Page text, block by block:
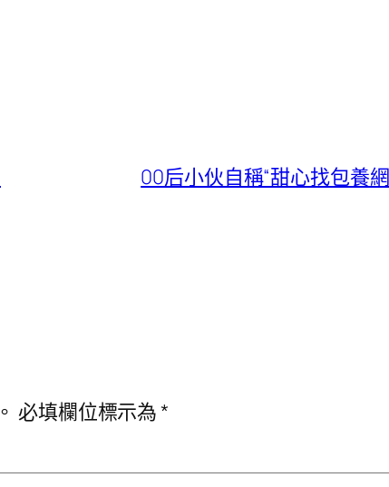
00后小伙自稱“甜心找包養
必填欄位標示為*